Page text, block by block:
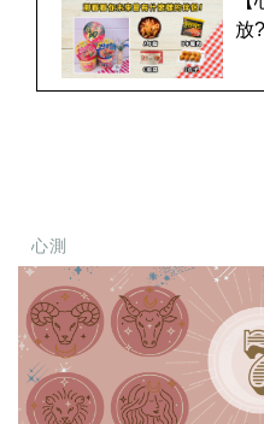
放
心測